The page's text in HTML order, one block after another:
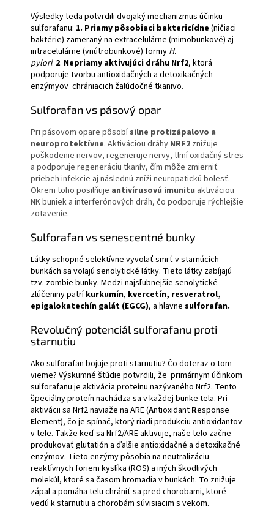
Výsledky teda potvrdili dvojaký mechanizmus účinku
sulforafanu: 1. Priamy pôsobiaci baktericídne (ničiaci
baktérie) zameraný na extracelulárne (mimobunkové) aj
intracelulárne (vnútrobunkové) formy H.
pylori. 2. Nepriamy aktivujúci dráhu Nrf2, ktorá
podporuje tvorbu antioxidačných a detoxikačných
enzýmyov chrániacich žalúdočné tkanivo.
Sulforafan vs pásový opar
Pri pásovom opare pôsobísilne protizápalovo a
neuroprotektívne. Aktiváciou dráhy NRF2 znižuje
poškodenie nervov, regeneruje nervy, tlmí oxidačný stres
a podporuje regeneráciu tkanív, čím môže zmierniť
priebeh infekcie aj následnú zníži neuropatickú bolesť.
Okrem toho posilňuje antivírusovú imunitu aktiváciou
NK buniek a interferónových dráh, čo podporuje rýchlejšie
zotavenie.
Sulforafan vs senescentné bunky
Látky schopné selektívne vyvolať smrť v starnúcich
bunkách sa volajú senolytické látky. Tieto látky zabíjajú
tzv. zombie bunky. Medzi najsľubnejšie senolytické
zlúčeniny patríkurkumín, kvercetín, resveratrol,
epigalokatechín galát (EGCG), a hlavne sulforafan.
Revolučný potenciál sulforafanu proti
starnutiu
Ako sulforafan bojuje proti starnutiu? Čo doteraz o tom
vieme? Výskumné štúdie potvrdili, že primárnym účinkom
sulforafanu je aktivácia proteínu nazývaného Nrf2. Tento
špeciálny proteín nachádza sa v každej bunke tela. Pri
aktivácii sa Nrf2 naviaže na ARE (Antioxidant Response
Element), čo je spínač, ktorý riadi produkciu antioxidantov
v tele. Takže keď sa Nrf2/ARE aktivuje, naše telo začne
produkovať glutatión a ďalšie antioxidačné a detoxikačné
enzýmov. Tieto enzýmy pôsobia na neutralizáciu
reaktívnych foriem kyslíka (ROS) a iných škodlivých
molekúl, ktoré sa časom hromadia v bunkách. To znižuje
zápal a pomáha telu chrániť sa pred chorobami, ktoré
vedú k starnutiu a chorobám súvisiacim s vekom.